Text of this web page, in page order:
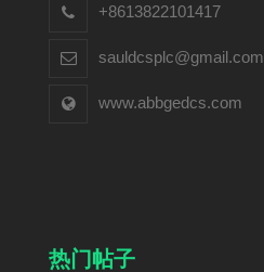
+8613822101417
sauldcsplc@gmail.com
www.abbgedcs.com
热门帖子